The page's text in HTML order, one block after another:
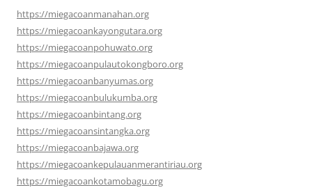
https://miegacoanmanahan.org
https://miegacoankayongutara.org
https://miegacoanpohuwato.org
https://miegacoanpulautokongboro.org
https://miegacoanbanyumas.org
https://miegacoanbulukumba.org
https://miegacoanbintang.org
https://miegacoansintangka.org
https://miegacoanbajawa.org
https://miegacoankepulauanmerantiriau.org
https://miegacoankotamobagu.org